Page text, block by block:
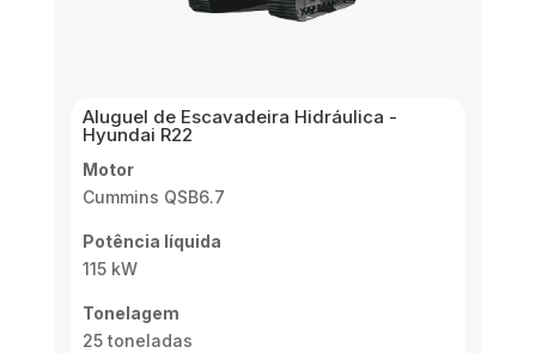
Aluguel de Escavadeira Hidráulica -
Hyundai R22
Motor
Cummins QSB6.7
Potência líquida
115 kW
Tonelagem
25 toneladas